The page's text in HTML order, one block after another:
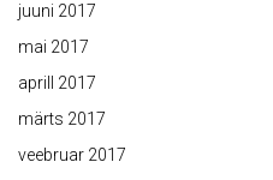
juuni 2017
mai 2017
aprill 2017
märts 2017
veebruar 2017